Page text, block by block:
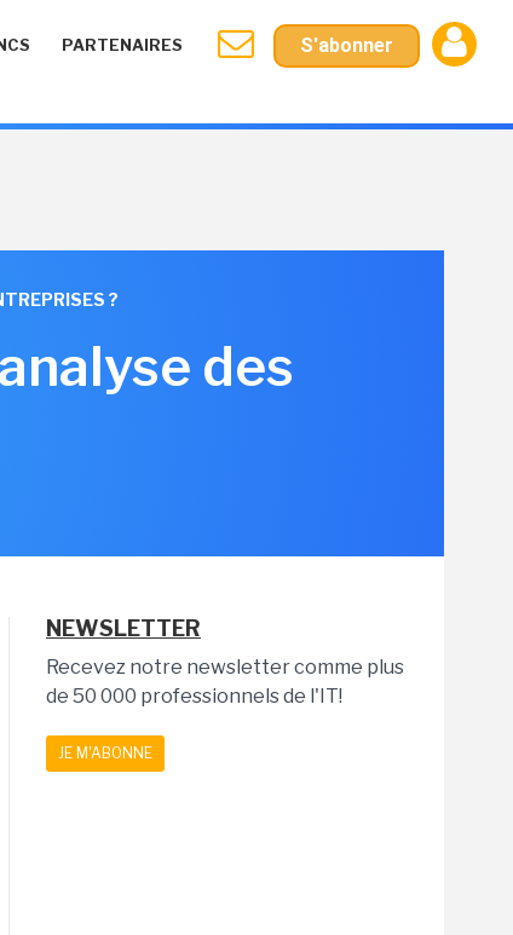
PARTENAIRES S'abonner
?
des
NEWSLETTER
Recevez notre newsletter comme plus
de 50 000 professionnels de l'IT!
JE M'ABONNE